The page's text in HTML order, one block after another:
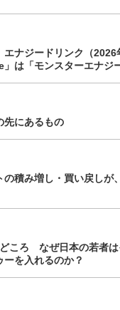
ナジードリンク（
」は「モンスターエナジ
先にあるもの
の積み増し・買い戻しが
ころ なぜ日本の若者は
を入れるのか？